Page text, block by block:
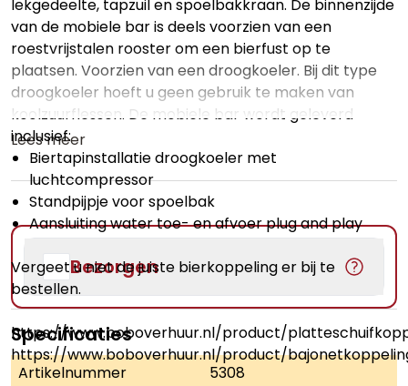
lekgedeelte, tapzuil en spoelbakkraan. De binnenzijde
van de mobiele bar is deels voorzien van een
roestvrijstalen rooster om een bierfust op te
plaatsen. Voorzien van een droogkoeler. Bij dit type
droogkoeler hoeft u geen gebruik te maken van
koolzuurflessen. De mobiele bar wordt geleverd
inclusief:
Biertapinstallatie droogkoeler met
luchtcompressor
Standpijpje voor spoelbak
Aansluiting water toe- en afvoer plug and play
Vergeet u niet de juiste bierkoppeling er bij te
bestellen.
https://www.boboverhuur.nl/product/
https://www.boboverhuur.nl/product/
Lees meer
Bezorgen
Specificaties
Artikelnummer
5308